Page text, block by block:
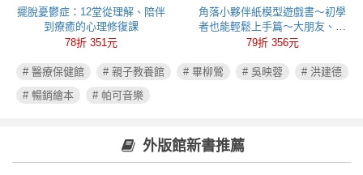
擺脫憂鬱症：12堂從理解、陪伴
到療癒的心理修復課
78折 351元
角落小夥伴紙模型遊戲書～初學
者也能輕鬆上手篇～大朋友、小
朋友一起玩，達成專注力、肌肉
79折 356元
# 醫療保健館 # 親子教養館 # 畢柳鶯 # 吳映蓉
# 洪建德
# 暢銷繪本
# 帕可音樂
外版館新書推薦